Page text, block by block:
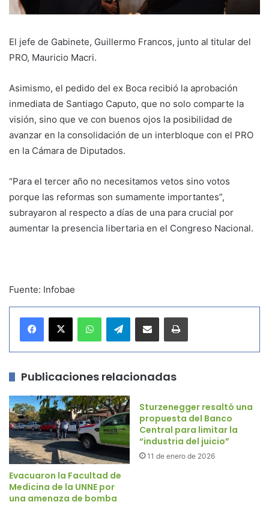
El jefe de Gabinete, Guillermo Francos, junto al titular del
PRO, Mauricio Macri.
Asimismo, el pedido del ex Boca recibió la aprobación
inmediata de Santiago Caputo, que no solo comparte la
visión, sino que ve con buenos ojos la posibilidad de
avanzar en la consolidación de un interbloque con el PRO
en la Cámara de Diputados.
“Para el tercer año no necesitamos vetos sino votos
porque las reformas son sumamente importantes”,
subrayaron al respecto a días de una para crucial por
aumentar la presencia libertaria en el Congreso Nacional.
Fuente: Infobae
Telegram
Publicaciones relacionadas
Evacuaron la Facultad de
Medicina de la UNNE por
una amenaza de bomba
Sturzenegger resaltó una
propuesta del Banco
Central para limitar la
“industria del juicio”
11 de enero de 2026